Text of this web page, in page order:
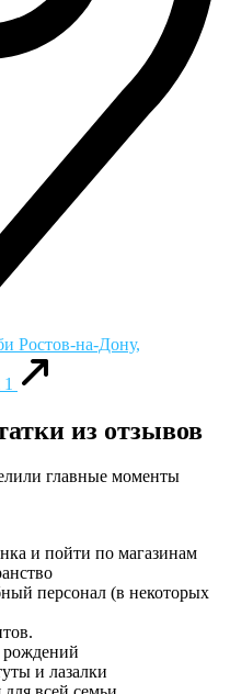
Ростов-на-Дону,
из отзывов
главные моменты
и пойти по магазинам
персонал (в некоторых
рождений
и лазалки